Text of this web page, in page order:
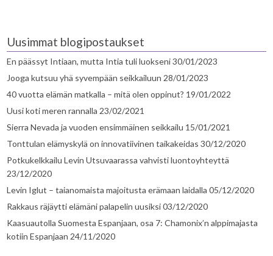
Uusimmat blogipostaukset
En päässyt Intiaan, mutta Intia tuli luokseni30/01/2023
Jooga kutsuu yhä syvempään seikkailuun 28/01/2023
40 vuotta elämän matkalla – mitä olen oppinut? 19/01/2022
Uusi koti meren rannalla 23/02/2021
Sierra Nevada ja vuoden ensimmäinen seikkailu 15/01/2021
Tonttulan elämyskylä on innovatiivinen taikakeidas 30/12/2020
Potkukelkkailu Levin Utsuvaarassa vahvisti luontoyhteyttä
23/12/2020
Levin Iglut – taianomaista majoitusta erämaan laidalla 05/12/2020
Rakkaus räjäytti elämäni palapelin uusiksi03/12/2020
Kaasuautolla Suomesta Espanjaan, osa 7: Chamonix’n alppimajasta
kotiin Espanjaan 24/11/2020